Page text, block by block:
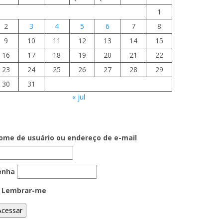
1
2
3 4 5 6 7
8
9
10 11 12 13 14
15
16
17 18 19 20 21
22
23
24 25 26 27 28
29
30
31
« jul
de usuário ou endereço de e-mail
Lembrar-me